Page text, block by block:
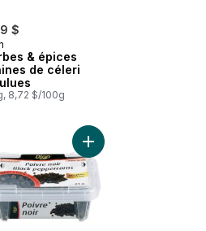
$
& épices
de céleri
8,72 $/100g
au panier
au panier Ajouter Poivre noir